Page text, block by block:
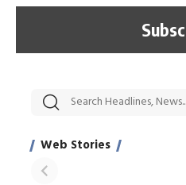
Web Stories
सट्टेबाजी में अरेस्ट हुए
साहिल खान